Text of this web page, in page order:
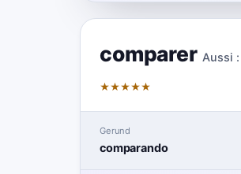
comparer Aussi :
★★★★★
Gerund
comparando